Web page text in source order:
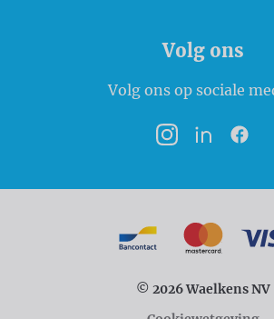
Volg ons
Volg ons op sociale
InstagramLinkedIn
© 2026 Waelkens NV
Betaalmogelijkheden
Bancontact